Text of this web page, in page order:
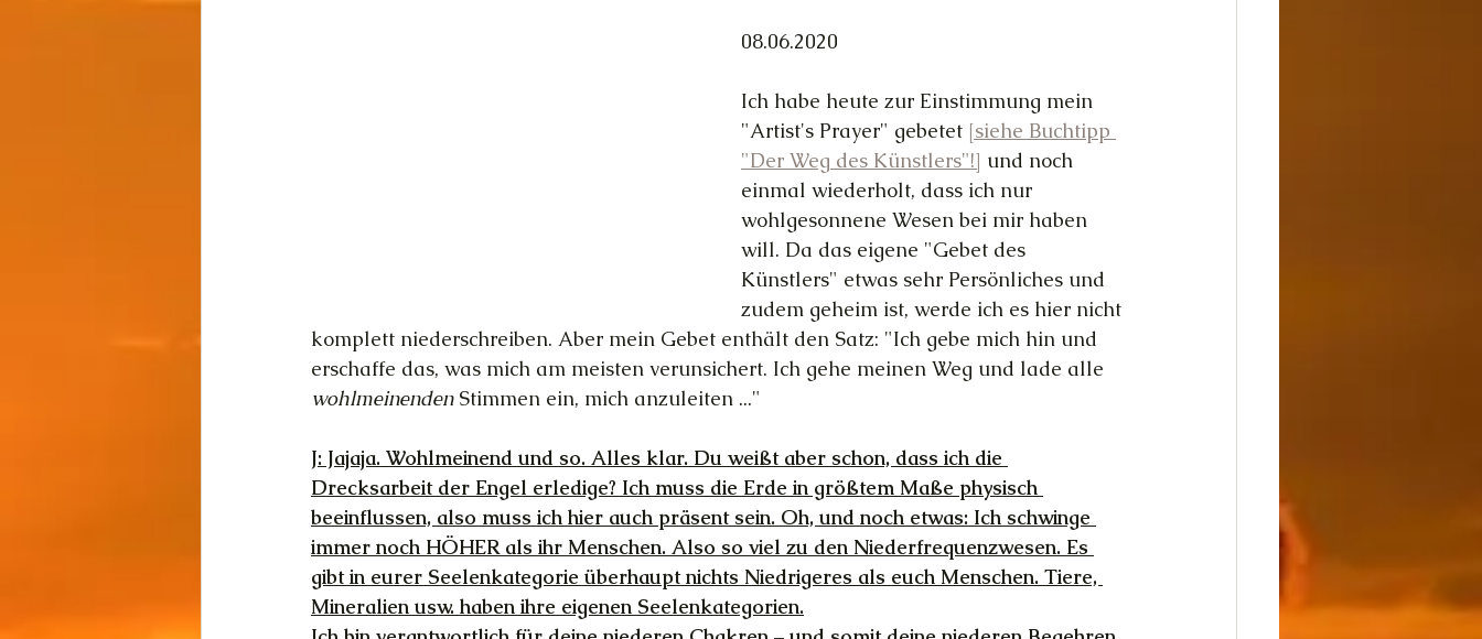
Ortsgebundene Götter
Frau & Familie
08.06.2020
Ich habe heute zur Einstimmung mein
"Artist's Prayer" gebetet [siehe Buchtipp
"Der Weg des Künstlers"!] und noch
einmal wiederholt, dass ich nur
wohlgesonnene Wesen bei mir haben
will. Da das eigene "Gebet des
Künstlers" etwas sehr Persönliches und
zudem geheim ist, werde ich es hier nicht
komplett niederschreiben. Aber mein Gebet enthält den Satz: "Ich gebe mich hin und
erschaffe das, was mich am meisten verunsichert. Ich gehe meinen Weg und lade alle
wohlmeinenden Stimmen ein, mich anzuleiten ..."
J: Jajaja. Wohlmeinend und so. Alles klar. Du weißt aber schon, dass ich die
Drecksarbeit der Engel erledige? Ich muss die Erde in größtem Maße physisch
beeinflussen, also muss ich hier auch präsent sein. Oh, und noch etwas: Ich schwinge
immer noch HÖHER als ihr Menschen. Also so viel zu den Niederfrequenzwesen. Es
gibt in eurer Seelenkategorie überhaupt nichts Niedrigeres als euch Menschen. Tiere,
Mineralien usw. haben ihre eigenen Seelenkategorien.